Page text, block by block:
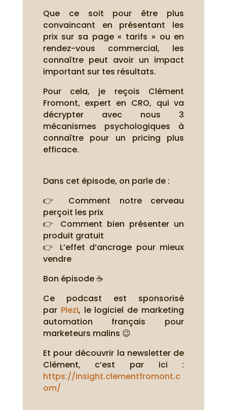
Que ce soit pour être plus
convaincant en présentant les
prix sur sa page « tarifs » ou en
rendez-vous commercial, les
connaître peut avoir un impact
important sur tes résultats.
Pour cela, je reçois Clément
Fromont, expert en CRO, qui va
décrypter avec nous 3
mécanismes psychologiques à
connaître pour un pricing plus
efficace.
Dans cet épisode, on parle de :
👉 Comment notre cerveau
perçoit les prix
👉 Comment bien présenter un
produit gratuit
👉 L’effet d’ancrage pour mieux
vendre
Bon épisode ☕
Ce podcast est sponsorisé
par Plezi, le logiciel de marketing
automation français pour
marketeurs malins 😉
Et pour découvrir la newsletter de
Clément, c’est par ici :
https://insight.clementfromont.c
om/